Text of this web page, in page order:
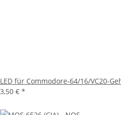
LED für Commodore-64/16/VC20-
3,50 € *